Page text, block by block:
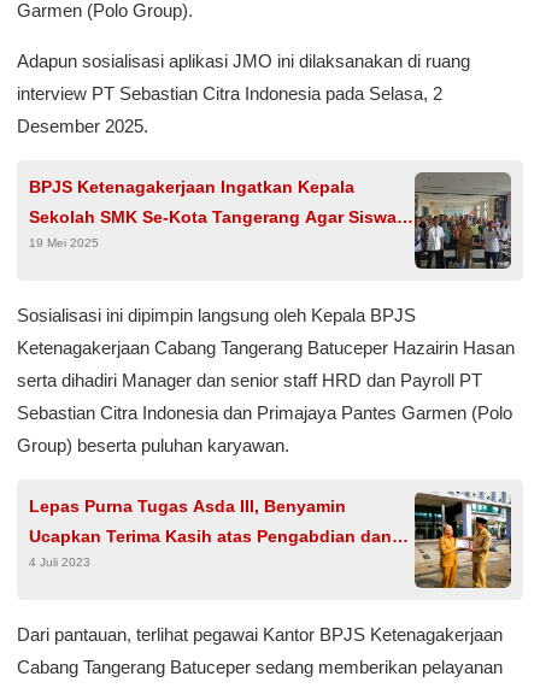
Garmen (Polo Group).
Adapun sosialisasi aplikasi JMO ini dilaksanakan di ruang
interview PT Sebastian Citra Indonesia pada Selasa, 2
Desember 2025.
BPJS Ketenagakerjaan Ingatkan Kepala
Sekolah SMK Se-Kota Tangerang Agar Siswa
PKL Dilindungi Program Jaminan Sosial
19 Mei 2025
Sosialisasi ini dipimpin langsung oleh Kepala BPJS
Ketenagakerjaan Cabang Tangerang Batuceper Hazairin Hasan
serta dihadiri Manager dan senior staff HRD dan Payroll PT
Sebastian Citra Indonesia dan Primajaya Pantes Garmen (Polo
Group) beserta puluhan karyawan.
Lepas Purna Tugas Asda III, Benyamin
Ucapkan Terima Kasih atas Pengabdian dan
Dedikasinya
4 Juli 2023
Dari pantauan, terlihat pegawai Kantor BPJS Ketenagakerjaan
Cabang Tangerang Batuceper sedang memberikan pelayanan